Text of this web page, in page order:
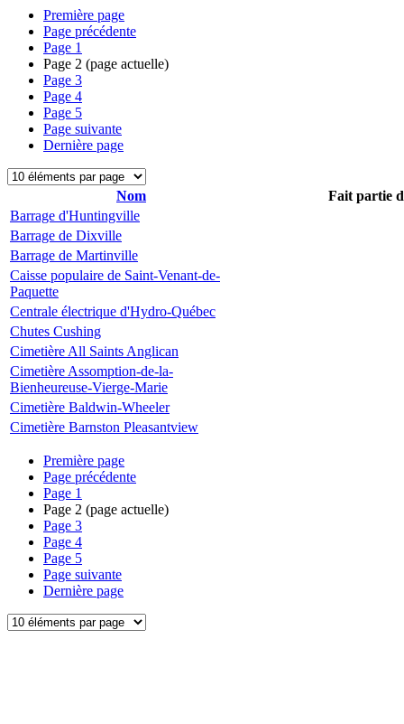
Première page
Page précédente
Page 1
Page 2 (page actuelle)
Page 3
Page 4
Page 5
Page suivante
Dernière page
Nom
Fait partie
Barrage d'Huntingville
Barrage de Dixville
Barrage de Martinville
Caisse populaire de Saint-Venant-de-
Paquette
Centrale électrique d'Hydro-Québec
Chutes Cushing
Cimetière All Saints Anglican
Cimetière Assomption-de-la-
Bienheureuse-Vierge-Marie
Cimetière Baldwin-Wheeler
Cimetière Barnston Pleasantview
Première page
Page précédente
Page 1
Page 2 (page actuelle)
Page 3
Page 4
Page 5
Page suivante
Dernière page